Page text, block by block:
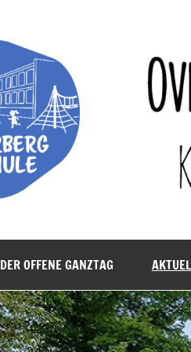
DER OFFENE GANZTAG